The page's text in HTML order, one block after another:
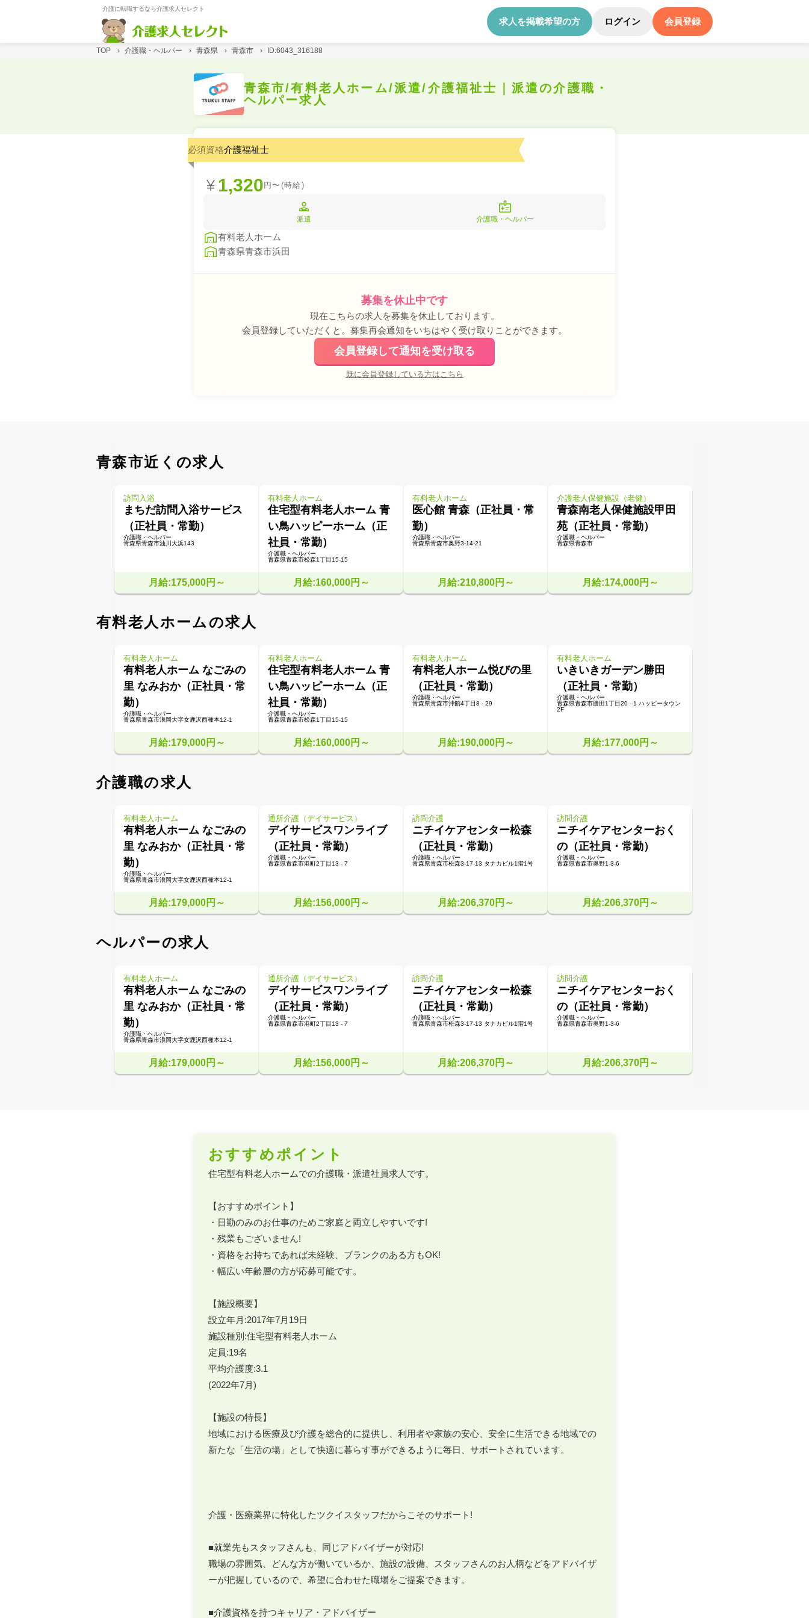
介護に転職するなら介護求人セレクト
求人を掲載希望の方 ログイン 会員登録
TOP › 介護職・ヘルパー › 青森県 › 青森市 › ID:6043_316188
青森市/有料老人ホーム/派遣/介護福祉士｜派遣の介護職・
ヘルパー求人
必須資格介護福祉士
1,320 円〜(時給)
派遣 介護職・ヘルパー
有料老人ホーム
青森県青森市浜田
募集を休止中です
現在こちらの求人を募集を休止しております。
会員登録していただくと。募集再会通知をいちはやく受け取りことができます。
会員登録して通知を受け取る
既に会員登録している方はこちら
青森市近くの求人
訪問入浴
まちだ訪問入浴サービス
（正社員・常勤）
介護職・ヘルパー
青森県青森市油川大浜143
月給:175,000円～
有料老人ホーム
住宅型有料老人ホーム 青
い鳥ハッピーホーム（正
社員・常勤）
介護職・ヘルパー
青森県青森市松森1丁目15-15
月給:160,000円～
有料老人ホーム
医心館 青森（正社員・常
勤）
介護職・ヘルパー
青森県青森市奥野3-14-21
月給:210,800円～
介護老人保健施設（老健）
青森南老人保健施設甲田
苑（正社員・常勤）
介護職・ヘルパー
青森県青森市
月給:174,000円～
有料老人ホームの求人
有料老人ホーム
有料老人ホーム なごみの
里 なみおか（正社員・常
勤）
介護職・ヘルパー
青森県青森市浪岡大字女鹿沢西種本12-1
月給:179,000円～
有料老人ホーム
住宅型有料老人ホーム 青
い鳥ハッピーホーム（正
社員・常勤）
介護職・ヘルパー
青森県青森市松森1丁目15-15
月給:160,000円～
有料老人ホーム
有料老人ホーム悦びの里
（正社員・常勤）
介護職・ヘルパー
青森県青森市沖館4丁目8 - 29
月給:190,000円～
有料老人ホーム
いきいきガーデン勝田
（正社員・常勤）
介護職・ヘルパー
青森県青森市勝田1丁目20 - 1 ハッピータウン
2F
月給:177,000円～
介護職の求人
有料老人ホーム
有料老人ホーム なごみの
里 なみおか（正社員・常
勤）
介護職・ヘルパー
青森県青森市浪岡大字女鹿沢西種本12-1
月給:179,000円～
通所介護（デイサービス）
デイサービスワンライブ
（正社員・常勤）
介護職・ヘルパー
青森県青森市港町2丁目13 - 7
月給:156,000円～
訪問介護
ニチイケアセンター松森
（正社員・常勤）
介護職・ヘルパー
青森県青森市松森3-17-13 タナカビル1階1号
月給:206,370円～
訪問介護
ニチイケアセンターおく
の（正社員・常勤）
介護職・ヘルパー
青森県青森市奥野1-3-6
月給:206,370円～
ヘルパーの求人
有料老人ホーム
有料老人ホーム なごみの
里 なみおか（正社員・常
勤）
介護職・ヘルパー
青森県青森市浪岡大字女鹿沢西種本12-1
月給:179,000円～
通所介護（デイサービス）
デイサービスワンライブ
（正社員・常勤）
介護職・ヘルパー
青森県青森市港町2丁目13 - 7
月給:156,000円～
訪問介護
ニチイケアセンター松森
（正社員・常勤）
介護職・ヘルパー
青森県青森市松森3-17-13 タナカビル1階1号
月給:206,370円～
訪問介護
ニチイケアセンターおく
の（正社員・常勤）
介護職・ヘルパー
青森県青森市奥野1-3-6
月給:206,370円～
おすすめポイント
住宅型有料老人ホームでの介護職・派遣社員求人です。
【おすすめポイント】
・日勤のみのお仕事のためご家庭と両立しやすいです!
・残業もございません!
・資格をお持ちであれば未経験、ブランクのある方もOK!
・幅広い年齢層の方が応募可能です。
【施設概要】
設立年月:2017年7月19日
施設種別:住宅型有料老人ホーム
定員:19名
平均介護度:3.1
(2022年7月)
【施設の特長】
地域における医療及び介護を総合的に提供し、利用者や家族の安心、安全に生活できる地域での
新たな「生活の場」として快適に暮らす事ができるように毎日、サポートされています。
介護・医療業界に特化したツクイスタッフだからこそのサポート!
■就業先もスタッフさんも、同じアドバイザーが対応!
職場の雰囲気、どんな方が働いているか、施設の設備、スタッフさんのお人柄などをアドバイザ
ーが把握しているので、希望に合わせた職場をご提案できます。
■介護資格を持つキャリア・アドバイザー